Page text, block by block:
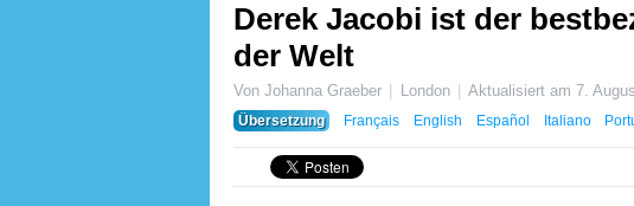
Derek Jacobi ist der
der Welt
Von Johanna Graeber London Aktualisiert am 7.
Übersetzung
Français English Español Italiano